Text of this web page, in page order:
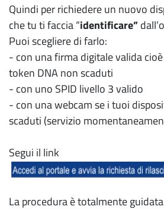
Quindi per richiedere un nuovo
che tu ti faccia “identificare”
Puoi scegliere di farlo:
- con una firma digitale valida
token DNA non scaduti
- con uno SPID livello 3 valido
- con una webcam se i tuoi
scaduti (servizio
Segui il link
La procedura è totalmente